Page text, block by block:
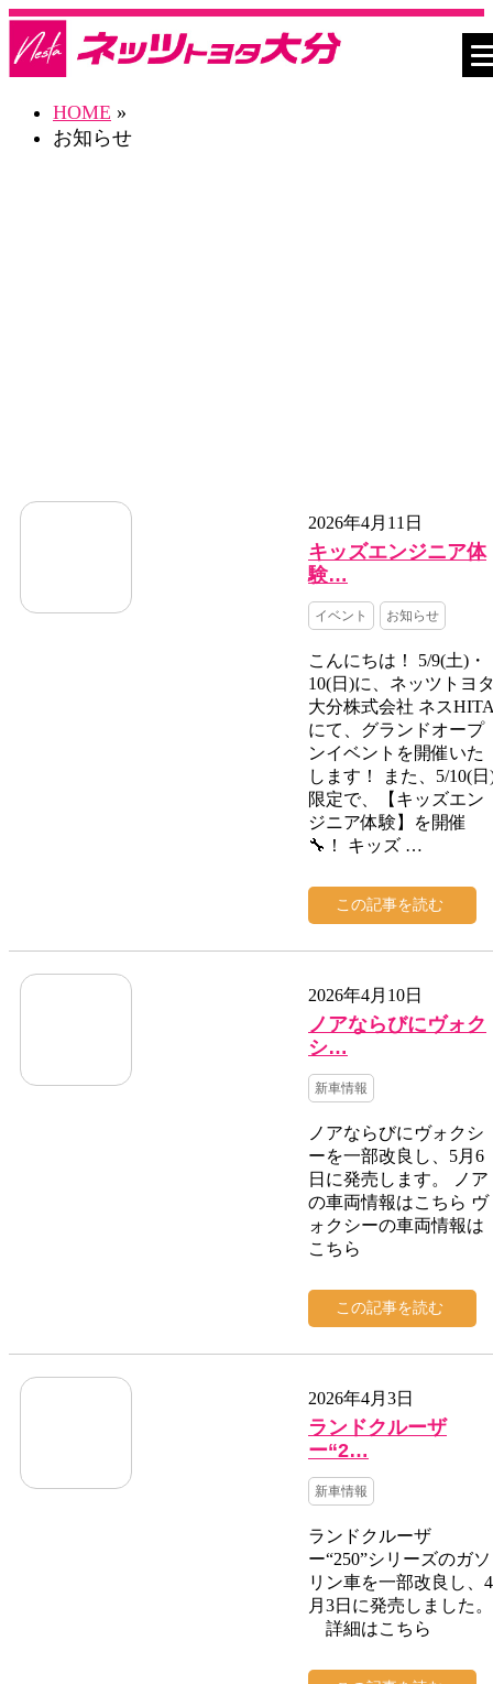
HOME »
お知らせ
2026年4月11日
キッズエンジニア体
験…
イベント お知らせ
こんにちは！ 5/9(土)・
10(日)に、ネッツトヨ
大分株式会社 ネス
にて、グランドオープ
ンイベントを開催いた
します！ また、5/10(日
限定で、【キッズエン
ジニア体験】を開催
🔧！ キッズ …
この記事を読む
2026年4月10日
ノアならびにヴォク
シ…
新車情報
ノアならびにヴォクシ
ーを一部改良し、5月6
日に発売します。 ノア
の車両情報はこちら ヴ
ォクシーの車両情報は
こちら
この記事を読む
2026年4月3日
ランドクルーザ
ー“2…
新車情報
ランドクルーザ
ー“250”シリーズのガソ
リン車を一部改良し、4
月3日に発売しました。
詳細はこちら